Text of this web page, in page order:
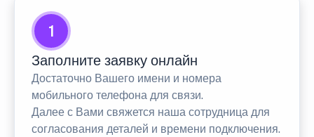
1
Заполните заявку онлайн
Достаточно Вашего имени и номера
мобильного телефона для связи.
Далее с Вами свяжется наша сотрудница для
согласования деталей и времени подключения.